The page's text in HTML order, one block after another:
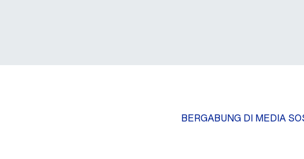
BERGABUNG DI MEDIA